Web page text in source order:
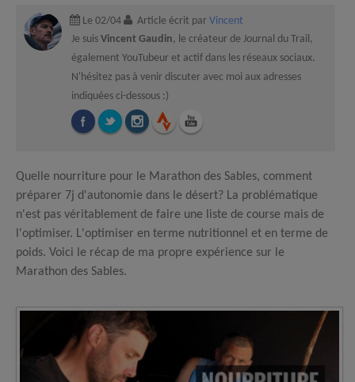
Le 02/04 Article écrit par Vincent
Je suis Vincent Gaudin, le créateur de Journal du Trail,
également YouTubeur et actif dans les réseaux sociaux.
N'hésitez pas à venir discuter avec moi aux adresses
indiquées ci-dessous :)
Quelle nourriture pour le Marathon des Sables, comment
préparer 7j d'autonomie dans le désert? La problématique
n'est pas véritablement de faire une liste de course mais de
l'optimiser. L'optimiser en terme nutritionnel et en terme de
poids. Voici le récap de ma propre expérience sur le
Marathon des Sables.